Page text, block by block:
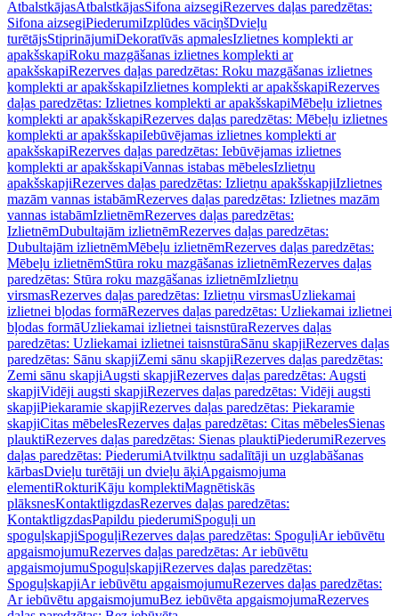
AtbalstkājasAtbalstkājasSifona aizsegiRezerves daļas paredzētas:
Sifona aizsegiPiederumiIzplūdes vāciņšDvieļu
turētājsStiprinājumiDekoratīvās apmalesIzlietnes komplekti ar
apakšskapiRoku mazgāšanas izlietnes komplekti ar
apakšskapiRezerves daļas paredzētas: Roku mazgāšanas izlietnes
komplekti ar apakšskapiIzlietnes komplekti ar apakšskapiRezerves
daļas paredzētas: Izlietnes komplekti ar apakšskapiMēbeļu izlietnes
komplekti ar apakšskapiRezerves daļas paredzētas: Mēbeļu izlietnes
komplekti ar apakšskapiIebūvējamas izlietnes komplekti ar
apakšskapiRezerves daļas paredzētas: Iebūvējamas izlietnes
komplekti ar apakšskapiVannas istabas mēbelesIzlietņu
apakšskapjiRezerves daļas paredzētas: Izlietņu apakšskapjiIzlietnes
mazām vannas istabāmRezerves daļas paredzētas: Izlietnes mazām
vannas istabāmIzlietnēmRezerves daļas paredzētas:
IzlietnēmDubultajām izlietnēmRezerves daļas paredzētas:
Dubultajām izlietnēmMēbeļu izlietnēmRezerves daļas paredzētas:
Mēbeļu izlietnēmStūra roku mazgāšanas izlietnēmRezerves daļas
paredzētas: Stūra roku mazgāšanas izlietnēmIzlietņu
virsmasRezerves daļas paredzētas: Izlietņu virsmasUzliekamai
izlietnei bļodas formāRezerves daļas paredzētas: Uzliekamai izlietnei
bļodas formāUzliekamai izlietnei taisnstūraRezerves daļas
paredzētas: Uzliekamai izlietnei taisnstūraSānu skapjiRezerves daļas
paredzētas: Sānu skapjiZemi sānu skapjiRezerves daļas paredzētas:
Zemi sānu skapjiAugsti skapjiRezerves daļas paredzētas: Augsti
skapjiVidēji augsti skapjiRezerves daļas paredzētas: Vidēji augsti
skapjiPiekaramie skapjiRezerves daļas paredzētas: Piekaramie
skapjiCitas mēbelesRezerves daļas paredzētas: Citas mēbelesSienas
plauktiRezerves daļas paredzētas: Sienas plauktiPiederumiRezerves
daļas paredzētas: PiederumiAtvilktņu sadalītāji un uzglabāšanas
kārbasDvieļu turētāji un dvieļu āķiApgaismojuma
elementiRokturiKāju komplektiMagnētiskās
plāksnesKontaktligzdasRezerves daļas paredzētas:
KontaktligzdasPapildu piederumiSpoguļi un
spoguļskapjiSpoguļiRezerves daļas paredzētas: SpoguļiAr iebūvētu
apgaismojumuRezerves daļas paredzētas: Ar iebūvētu
apgaismojumuSpoguļskapjiRezerves daļas paredzētas:
SpoguļskapjiAr iebūvētu apgaismojumuRezerves daļas paredzētas:
Ar iebūvētu apgaismojumuBez iebūvēta apgaismojumaRezerves